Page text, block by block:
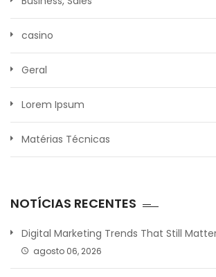
casino
Geral
Lorem Ipsum
Matérias Técnicas
NOTÍCIAS RECENTES
Digital Marketing Trends That Still
agosto 06, 2026